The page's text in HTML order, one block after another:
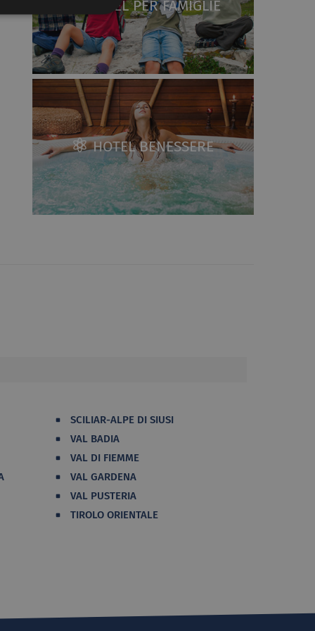
HOTEL PER FAMIGLIE
HOTEL BENESSERE
SCILIAR-ALPE DI SIUSI
VAL BADIA
VAL DI FIEMME
VAL GARDENA
VAL PUSTERIA
TIROLO ORIENTALE